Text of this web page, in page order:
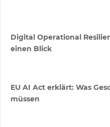
Digital Operational
einen Blick
EU AI Act erklärt: Was
müssen